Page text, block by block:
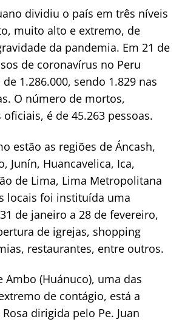
dividiu o país em três níveis
muito alto e extremo, de
da pandemia. Em 21 de
de coronavírus no Peru
1.286.000, sendo 1.829 nas
O número de mortos,
é de 45.263 pessoas.
estão as regiões de Áncash,
Junín, Huancavelica, Ica,
de Lima, Lima Metropolitana
locais foi instituída uma
de janeiro a 28 de fevereiro,
de igrejas, shopping
restaurantes, entre outros.
Ambo (Huánuco), uma das
de contágio, está a
dirigida pelo Pe. Juan